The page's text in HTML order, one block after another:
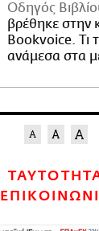
Οδηγός
βρέθηκε στην
Bookvoice. Τι
ανάμεσα στα